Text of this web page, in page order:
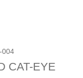
004
CAT-EYE